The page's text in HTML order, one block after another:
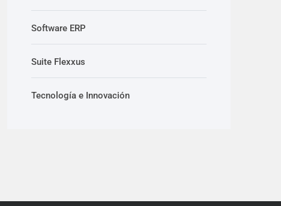
Software ERP
Suite Flexxus
Tecnología e Innovación